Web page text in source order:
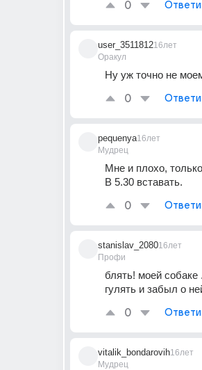
0
user_3511812
Оракул
16лет
Ну уж точно не
0
pequenya
Мудрец
16лет
Мне и плохо,
В 5.30 вставать.
0
stanislav_2080
Профи
16лет
блять! моей собаке
гулять и забыл о
0
vitalik_bondarovih
Мудрец
16лет